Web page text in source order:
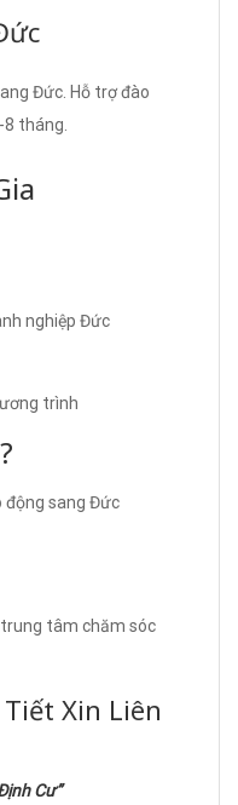
Đức. Hỗ trợ đào
tháng.
nghiệp Đức
trình
động sang Đức
trung tâm chăm sóc
Xin Liên
Cư”